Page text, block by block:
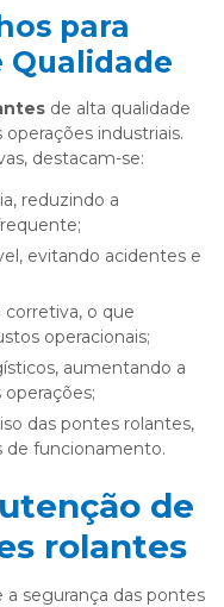
para
Qualidade
de alta qualidade
industriais.
destacam-se:
operacionais;
de funcionamento.
de
rolantes
segurança das pontes